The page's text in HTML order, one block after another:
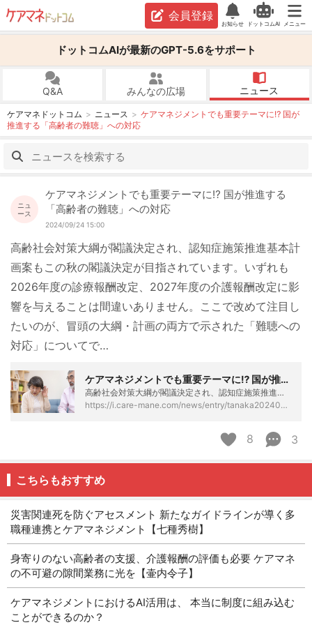
会員登録
お知らせ ドットコムAI メニュー
ドットコムAIが最新のGPT-5.6をサポート
Q&A みんなの広場 ニュース
ケアマネドットコム ニュース
ケアマネジメントでも重要テーマに⁉ 国が
推進する「高齢者の難聴」への対応
ニュ
ース
ケアマネジメントでも重要テーマに⁉ 国が推進する
「高齢者の難聴」への対応
2024/09/24 15:00
高齢社会対策大綱が閣議決定され、認知症施策推進基本計
画案もこの秋の閣議決定が目指されています。いずれも
2026年度の診療報酬改定、2027年度の介護報酬改定に影
響を与えることは間違いありません。ここで改めて注目し
たいのが、冒頭の大綱・計画の両方で示された「難聴への
対応」についてで…
ケアマネジメントでも重要テーマに⁉ 国が推進する「高齢者の難聴」への対応 - ケアマネタイムス
高齢社会対策大綱が閣議決定され、認知症施策推進基本計画案もこの秋の閣議決定が目指されています。いずれも2026年度の診療報酬改定、2027年度の介護報酬改定に影響を与えることは間違いありません。ここで改めて注目したいのが、冒頭の大綱・計画の両方で示された「難聴への対応」についてです。 難聴がある高齢者の認知症リスクは1.6倍 「加齢による難聴」は、生活や社会参加の範囲を狭め、フレイルや認知症のリスクを高めることが知られています。2020年に国立長寿医療研究センター（もの忘れセンター）で、住民健診データ等の分析を進めたところ、高齢者のうち難聴がある人は認知機能低下のリスクが約1.6倍多いことが分…
https://i.care-mane.com/news/entry/tanaka20240924
8 3
こちらもおすすめ
災害関連死を防ぐアセスメント 新たなガイドラインが導く多
職種連携とケアマネジメント【七種秀樹】
身寄りのない高齢者の支援、介護報酬の評価も必要 ケアマネ
の不可避の隙間業務に光を【壷内令子】
ケアマネジメントにおけるAI活用は、 本当に制度に組み込む
ことができるのか？